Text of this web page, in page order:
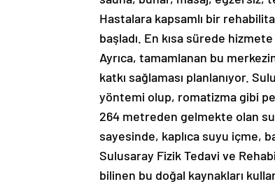
Hastalara kapsamlı bir
başladı. En kısa sürede
Ayrıca, tamamlanan bu
katkı sağlaması planlanıyor.
yöntemi olup, romatizma gibi
264 metreden gelmekte olan
sayesinde, kaplıca suyu içme,
Sulusaray Fizik Tedavi ve
bilinen bu doğal kaynakları